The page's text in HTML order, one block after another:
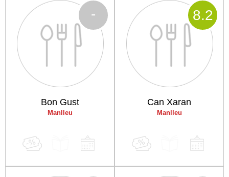
Bon Gust
Manlleu
-
Can Xaran
Manlleu
8.2